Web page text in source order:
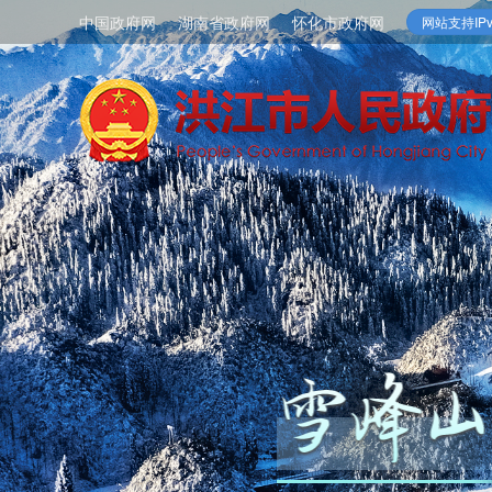
中国政府网 湖南省政府网 怀化市政府网 网站支持